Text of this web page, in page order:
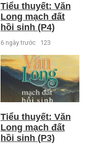
Tiểu thuyết: Văn
Long mạch đất
hồi sinh (P4)
6 ngày trước 123
Tiểu thuyết: Văn
Long mạch đất
hồi sinh (P3)